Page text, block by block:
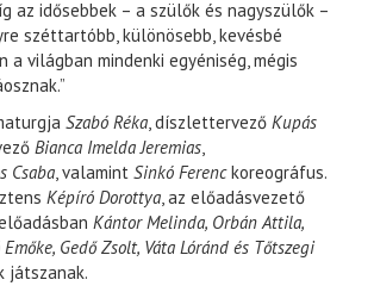
az idősebbek – a szülők és nagyszülők –
széttartóbb, különösebb, kevésbé
a világban mindenki egyéniség, mégis
Szabó Réka, díszlettervező Kupás
Bianca Imelda Jeremias,
Csaba, valamint Sinkó Ferenckoreográfus.
Képíró Dorottya, az előadásvezető
Kántor Melinda, Orbán Attila,
Gedő Zsolt, Váta Lóránd és Tőtszegi
játszanak.